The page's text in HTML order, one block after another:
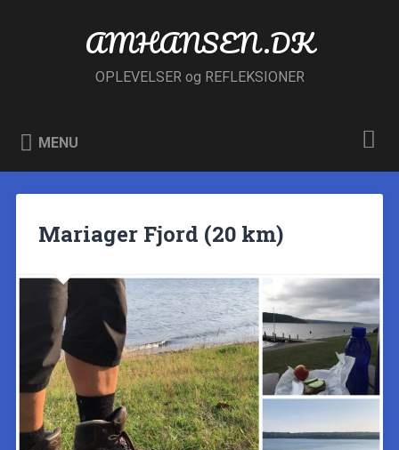
AMHANSEN.DK
OPLEVELSER og REFLEKSIONER
MENU
Mariager Fjord (20 km)